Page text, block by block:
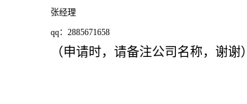
张经理
qq：2885671658
（申请时，请备注公司名称，谢谢）